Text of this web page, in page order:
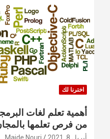
اخترنا لك
أهمية تعلم لغات
من فرص تعلمها